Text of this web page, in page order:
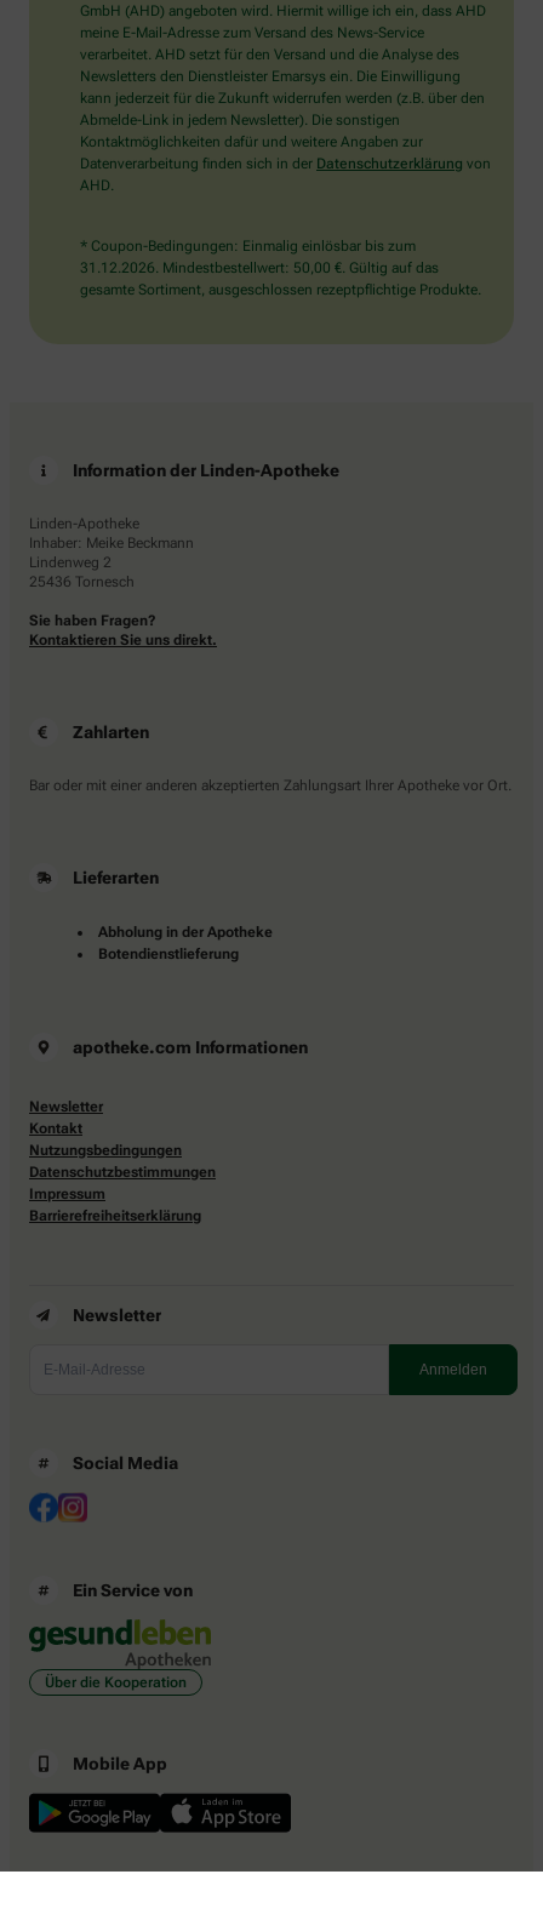
wählen
Sie
bitte
den
LKW.
GmbH (AHD) angeboten wird. Hiermit willige ich ein, dass AHD
meine E-Mail-Adresse zum Versand des News-Service
verarbeitet. AHD setzt für den Versand und die Analyse des
Newsletters den Dienstleister Emarsys ein. Die Einwilligung
kann jederzeit für die Zukunft widerrufen werden (z.B. über den
Abmelde-Link in jedem Newsletter). Die sonstigen
Kontaktmöglichkeiten dafür und weitere Angaben zur
Datenverarbeitung finden sich in der Datenschutzerklärung von
AHD.
* Coupon-Bedingungen: Einmalig einlösbar bis zum
31.12.2026. Mindestbestellwert: 50,00 €. Gültig auf das
gesamte Sortiment, ausgeschlossen rezeptpflichtige Produkte.
Information der Linden-Apotheke
Linden-Apotheke
Inhaber: Meike Beckmann
Lindenweg 2
25436 Tornesch
Sie haben Fragen?
Kontaktieren Sie uns direkt.
Zahlarten
Bar oder mit einer anderen akzeptierten Zahlungsart Ihrer Apotheke vor Ort.
Lieferarten
Abholung in der Apotheke
Botendienstlieferung
apotheke.com Informationen
Newsletter
Kontakt
Nutzungsbedingungen
Datenschutzbestimmungen
Impressum
Barrierefreiheitserklärung
Newsletter
Social Media
Ein Service von
Über die Kooperation
Mobile App